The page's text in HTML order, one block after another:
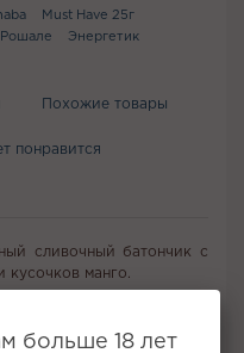
Must Have 25г
Рошале
Энергетик
Похожие товары
понравится
сливочный батончик с
кусочков манго.
больше 18 лет